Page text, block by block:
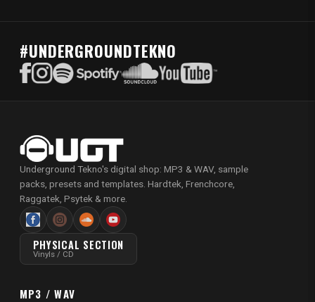
#UNDERGROUNDTEKNO
Underground Tekno's digital shop: MP3 & WAV, sample
packs, presets and templates. Hardtek, Frenchcore,
Raggatek, Psytek & more.
PHYSICAL SECTION
Vinyls / CD
MP3 / WAV